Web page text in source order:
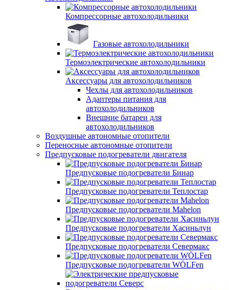
Компрессорные автохолодильники
Газовые автохолодильники
Термоэлектрические автохолодильники
Аксессуары для автохолодильников
Чехлы для автохолодильников
Адаптеры питания для
автохолодильников
Внешние батареи для
автохолодильников
Воздушные автономные отопители
Переносные автономные отопители
Предпусковые подогреватели двигателя
Предпусковые подогреватели Бинар
Предпусковые подогреватели Теплостар
Предпусковые подогреватели Mahelon
Предпусковые подогреватели Хасиньлун
Предпусковые подогреватели Севермакс
Предпусковые подогреватели WÖLFen